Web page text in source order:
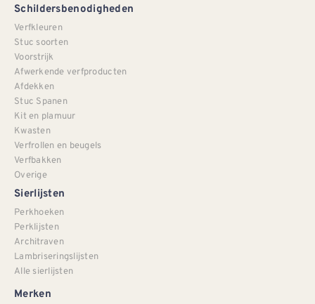
Schildersbenodigheden
Verfkleuren
Stuc soorten
Voorstrijk
Afwerkende verfproducten
Afdekken
Stuc Spanen
Kit en plamuur
Kwasten
Verfrollen en beugels
Verfbakken
Overige
Sierlijsten
Perkhoeken
Perklijsten
Architraven
Lambriseringslijsten
Alle sierlijsten
Merken